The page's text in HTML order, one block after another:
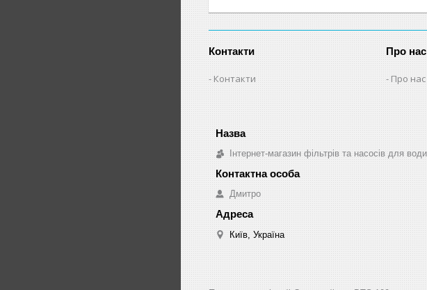
Контакти
Контакти
Про нас
Про нас
Інтернет-магазин фільтрів та насосів для
Дмитро
Київ, Україна